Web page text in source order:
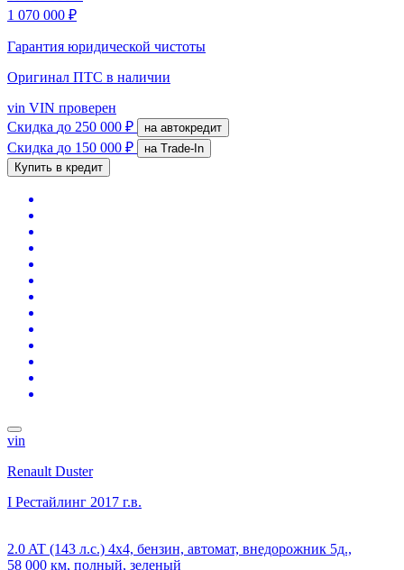
1 070 000 ₽
Гарантия юридической чистоты
Оригинал ПТС в наличии
vin VIN проверен
Скидка до 250 000 ₽ на автокредит
Скидка до 150 000 ₽
на Trade-In
Купить в кредит
vin
Renault Duster
I Рестайлинг 2017 г.в.
2.0 AT (143 л.с.) 4x4, бензин, автомат, внедорожник 5д.,
58 000 км, полный, зеленый